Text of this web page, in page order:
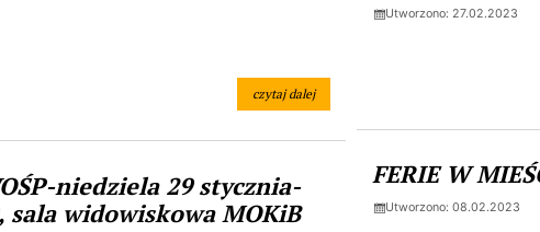
czytaj dalej
na temat: Wielkanocny Konkurs Palm i Pisanek
Utworzono: 27.02.2023
FERIE W
Utworzono: 08.02.2023
niedziela 29 stycznia-
sala widowiskowa MOKiB